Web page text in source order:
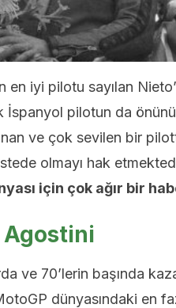
en iyi pilotu sayılan
İspanyol pilotun da
ve çok sevilen bir
olmayı hak
için çok ağır bir
Agostini
ve 70’lerin başında
dünyasındaki en